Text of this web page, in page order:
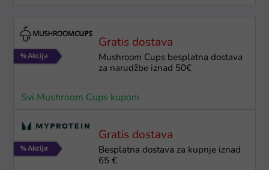
Gratis dostava
Mushroom Cups besplatna dostava
za narudžbe iznad 50€
Svi Mushroom Cups kuponi
Gratis dostava
Besplatna dostava za kupnje iznad
65 €